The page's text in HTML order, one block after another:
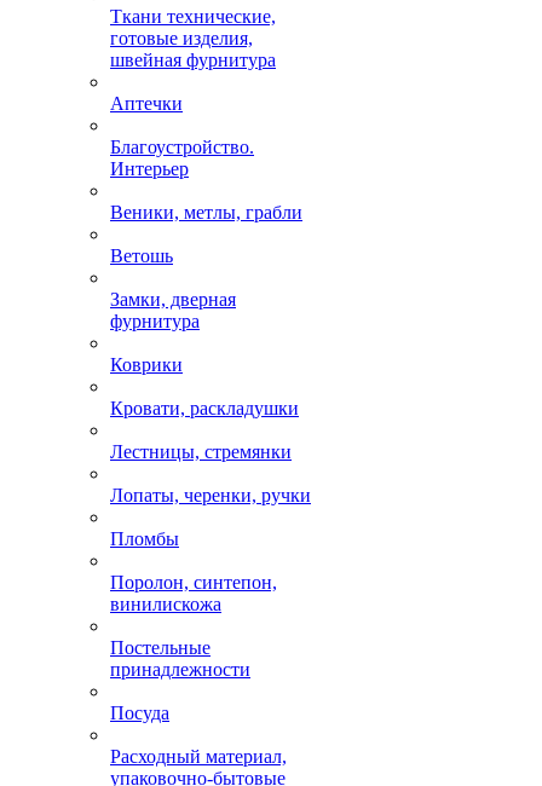
Ткани технические,
готовые изделия,
швейная фурнитура
Аптечки
Благоустройство.
Интерьер
Веники, метлы, грабли
Ветошь
Замки, дверная
фурнитура
Коврики
Кровати, раскладушки
Лестницы, стремянки
Лопаты, черенки, ручки
Пломбы
Поролон, синтепон,
винилискожа
Постельные
принадлежности
Посуда
Расходный материал,
упаковочно-бытовые